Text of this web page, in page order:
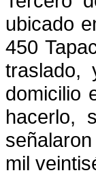
ubicado
450
traslado,
domicilio
hacerlo,
mil